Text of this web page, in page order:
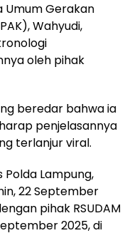
Umum Gerakan
Wahyudi,
oleh pihak
beredar bahwa ia
penjelasannya
terlanjur viral.
Lampung,
22 September
pihak RSUDAM
2025, di